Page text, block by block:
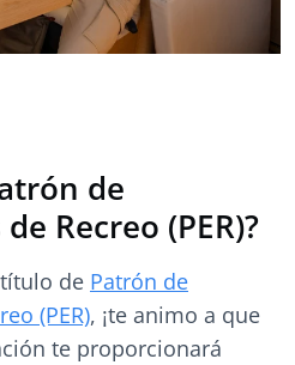
de
Recreo (PER)?
de Patrón de
(PER), ¡te animo a que
te proporcionará